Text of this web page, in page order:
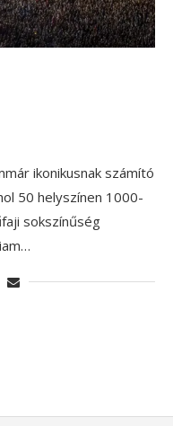
ikonikusnak számító
50 helyszínen 1000-
sokszínűség